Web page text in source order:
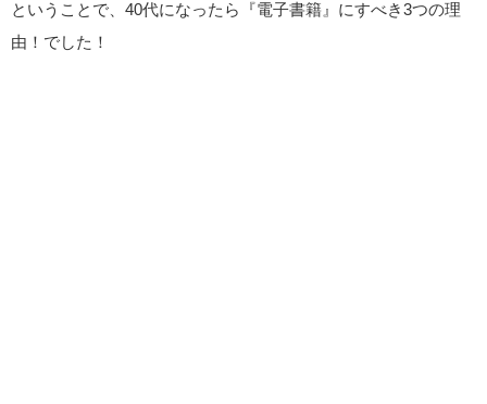
ということで、40代になったら『電子書籍』にすべき3つの理
由！でした！